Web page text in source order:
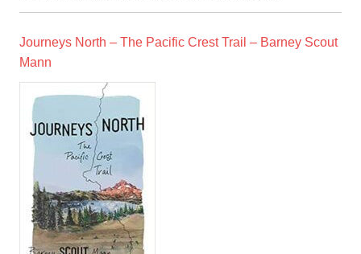
Journeys North – The Pacific Crest Trail – Barney Scout
Mann